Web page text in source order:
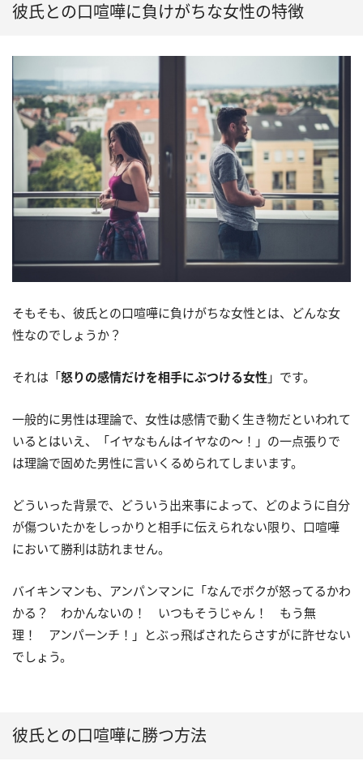
彼氏との口喧嘩に負けがちな女性の特徴
そもそも、彼氏との口喧嘩に負けがちな女性とは、どんな女
性なのでしょうか？
それは「怒りの感情だけを相手にぶつける女性 」です。
一般的に男性は理論で、女性は感情で動く生き物だといわれて
いるとはいえ、「イヤなもんはイヤなの〜！」の一点張りで
は理論で固めた男性に言いくるめられてしまいます。
どういった背景で、どういう出来事によって、どのように自分
が傷ついたかをしっかりと相手に伝えられない限り、口喧嘩
において勝利は訪れません。
バイキンマンも、アンパンマンに「なんでボクが怒ってるかわ
かる？ わかんないの！ いつもそうじゃん！ もう無
理！ アンパーンチ！」とぶっ飛ばされたらさすがに許せない
でしょう。
彼氏との口喧嘩に勝つ方法